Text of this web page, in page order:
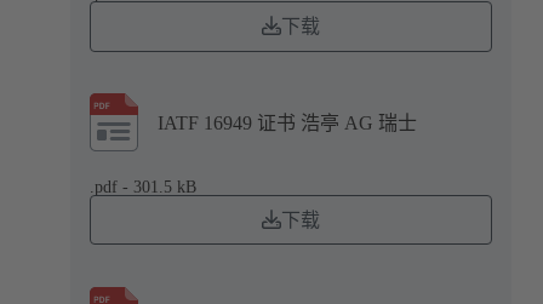
下载
IATF 16949 证书 浩亭 AG 瑞士
.pdf - 301.5 kB
下载